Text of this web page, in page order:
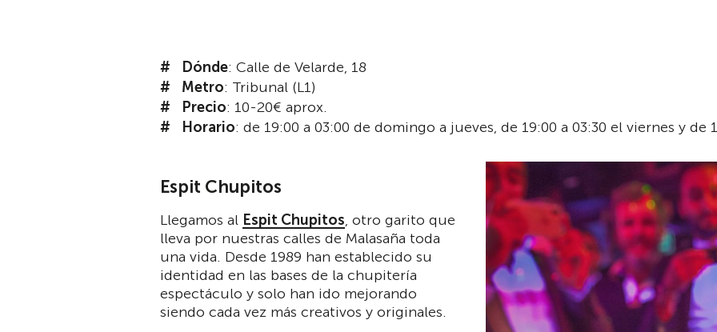
Dónde: Calle de Velarde, 18
Metro: Tribunal (L1)
Precio: 10-20€ aprox.
Horario: de 19:00 a 03:00 de domingo a jueves, de 19:00 a 03:30 el viernes y de
Espit Chupitos
Llegamos al Espit Chupitos, otro garito que
lleva por nuestras calles de Malasaña toda
una vida. Desde 1989 han establecido su
identidad en las bases de la chupitería
espectáculo y solo han ido mejorando
siendo cada vez más creativos y originales.